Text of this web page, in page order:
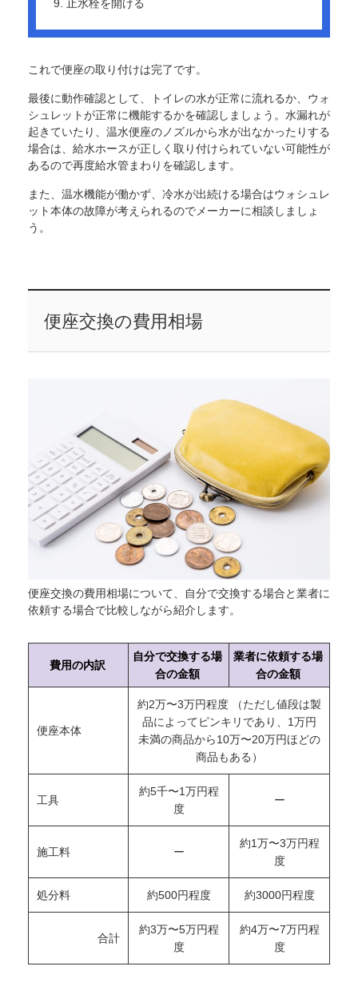
止水栓を開ける
これで便座の取り付けは完了です。
最後に動作確認として、トイレの水が正常に流れるか、ウォ
シュレットが正常に機能するかを確認しましょう。水漏れが
起きていたり、温水便座のノズルから水が出なかったりする
場合は、給水ホースが正しく取り付けられていない可能性が
あるので再度給水管まわりを確認します。
また、温水機能が働かず、冷水が出続ける場合はウォシュレ
ット本体の故障が考えられるのでメーカーに相談しましょ
う。
便座交換の費用相場
便座交換の費用相場について、自分で交換する場合と業者に
依頼する場合で比較しながら紹介します。
費用の内訳
自分で交換する場
合の金額
業者に依頼する場
合の金額
便座本体
約2万〜3万円程度 （ただし値段は製
品によってピンキリであり、1万円
未満の商品から10万〜20万円ほどの
商品もある）
工具
約5千〜1万円程
度
ー
施工料 ー
約1万〜3万円程
度
処分料 約500円程度 約3000円程度
合計
約3万〜5万円程
度
約4万〜7万円程
度